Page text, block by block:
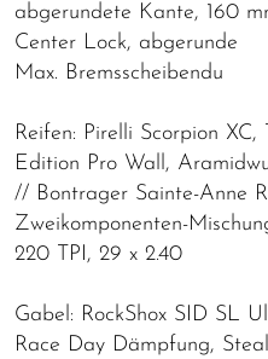
abgerundete Kante, 160
Center Lock, abgerunde
Max. Bremsscheibendu
Reifen: Pirelli Scorpion XC,
Edition Pro Wall,
// Bontrager Sainte-Anne
Zweikomponenten-
220 TPI, 29 x 2.40
Gabel: RockShox SID SL
Race Day Dämpfung,